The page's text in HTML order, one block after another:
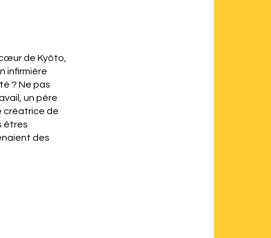
de Kyôto,
infirmière
? Ne pas
un père
créatrice de
êtres
des